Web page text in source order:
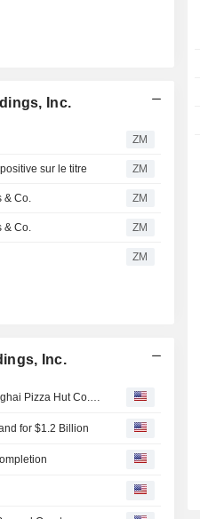
Inc.
ZM
sur le titre ZM
Co. ZM
Co. ZM
ZM
Inc.
Yum China Holdings, Inc. completed the acquisition of Shanghai Pizza Hut Co., Ltd. from Yum! Brands, Inc..
for $1.2 Billion